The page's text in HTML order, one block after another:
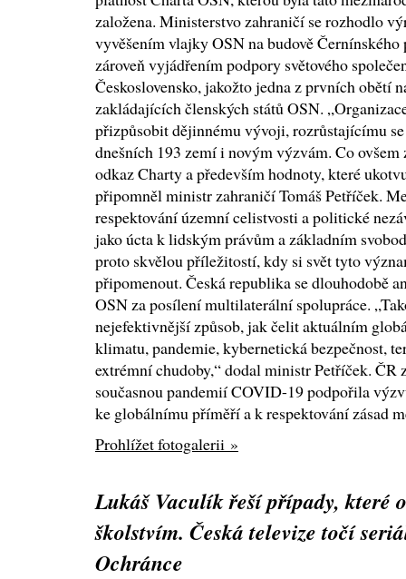
založena. Ministerstvo zahraničí se rozhodlo
vyvěšením vlajky OSN na budově
zároveň vyjádřením podpory světového
Československo, jakožto jedna z prvních obětí
zakládajících členských států OSN.
přizpůsobit dějinnému vývoji, rozrůstajícímu
dnešních 193 zemí i novým výzvám. Co
odkaz Charty a především hodnoty, které
připomněl ministr zahraničí Tomáš Petříček.
respektování územní celistvosti a politické
jako úcta k lidským právům a základním
proto skvělou příležitostí, kdy si svět tyto
připomenout. Česká republika se dlouhodobě
OSN za posílení multilaterální spolupráce.
nejefektivnější způsob, jak čelit aktuálním
klimatu, pandemie, kybernetická bezpečnost,
extrémní chudoby,“ dodal ministr Petříček. ČR
současnou pandemií COVID-19 podpořila
ke globálnímu příměří a k respektování zásad
Prohlížet fotogalerii »
Lukáš Vaculík řeší případy, které
školstvím. Česká televize točí
Ochránce